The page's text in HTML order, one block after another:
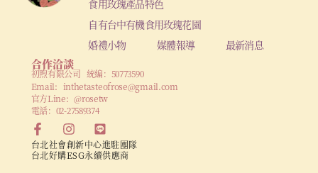
食用玫瑰產品特色
自有台中有機食用玫瑰花園
婚禮小物
媒體報導 最新消息
合作洽談
初煦有限公司 統編：50773590
Email: inthetasteofrose@gmail.com
官方Line: @rosetw
電話：02-27589374
台北社會創新中心進駐團隊
台北好購ESG永續供應商